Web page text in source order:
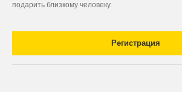
подарить близкому человеку.
Регистрация